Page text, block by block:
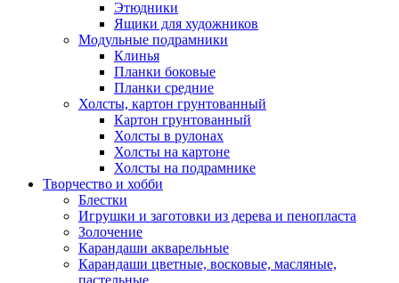
Этюдники
Ящики для художников
Модульные подрамники
Клинья
Планки боковые
Планки средние
Холсты, картон грунтованный
Картон грунтованный
Холсты в рулонах
Холсты на картоне
Холсты на подрамнике
Творчество и хобби
Блестки
Игрушки и заготовки из дерева и пенопласта
Золочение
Карандаши акварельные
Карандаши цветные, восковые, масляные,
пастельные